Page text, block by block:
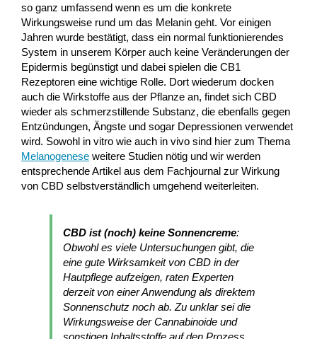
so ganz umfassend wenn es um die konkrete
Wirkungsweise rund um das Melanin geht. Vor einigen
Jahren wurde bestätigt, dass ein normal funktionierendes
System in unserem Körper auch keine Veränderungen der
Epidermis begünstigt und dabei spielen die CB1
Rezeptoren eine wichtige Rolle. Dort wiederum docken
auch die Wirkstoffe aus der Pflanze an, findet sich CBD
wieder als schmerzstillende Substanz, die ebenfalls gegen
Entzündungen, Ängste und sogar Depressionen verwendet
wird. Sowohl in vitro wie auch in vivo sind hier zum Thema
Melanogenese weitere Studien nötig und wir werden
entsprechende Artikel aus dem Fachjournal zur Wirkung
von CBD selbstverständlich umgehend weiterleiten.
CBD ist (noch) keine Sonnencreme:
Obwohl es viele Untersuchungen gibt, die
eine gute Wirksamkeit von CBD in der
Hautpflege aufzeigen, raten Experten
derzeit von einer Anwendung als direktem
Sonnenschutz noch ab. Zu unklar sei die
Wirkungsweise der Cannabinoide und
sonstigen Inhaltsstoffe auf den Prozess